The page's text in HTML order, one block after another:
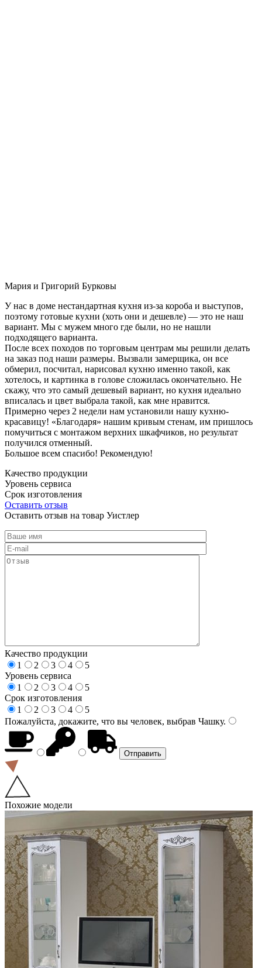
Мария и Григорий Бурковы
У нас в доме нестандартная кухня из-за короба и выступов,
поэтому готовые кухни (хоть они и дешевле) — это не наш
вариант. Мы с мужем много где были, но не нашли
подходящего варианта.
После всех походов по торговым центрам мы решили делать
на заказ под наши размеры. Вызвали замерщика, он все
обмерил, посчитал, нарисовал кухню именно такой, как
хотелось, и картинка в голове сложилась окончательно. Не
скажу, что это самый дешевый вариант, но кухня идеально
вписалась и цвет выбрала такой, как мне нравится.
Примерно через 2 недели нам установили нашу кухню-
красавицу! «Благодаря» нашим кривым стенам, им пришлось
помучиться с монтажом верхних шкафчиков, но результат
получился отменный.
Большое всем спасибо! Рекомендую!
Качество продукции
Уровень сервиса
Срок изготовления
Оставить отзыв
Оставить отзыв на товар Уистлер
Качество продукции
1
2 3 4
5
Уровень сервиса
1
2 3 4
5
Срок изготовления
1
2 3 4
5
Пожалуйста, докажите, что вы человек, выбрав Чашку.
Похожие модели